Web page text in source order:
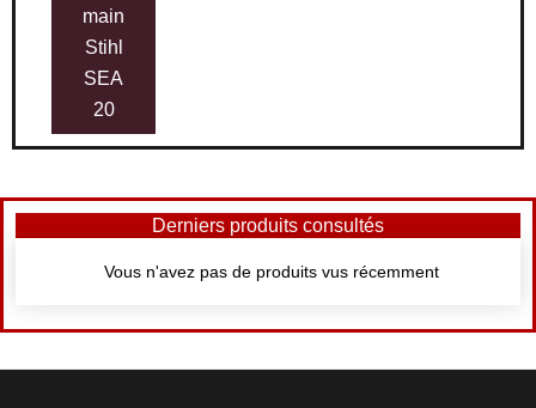
main
Stihl
SEA
20
Derniers produits consultés
Vous n'avez pas de produits vus récemment